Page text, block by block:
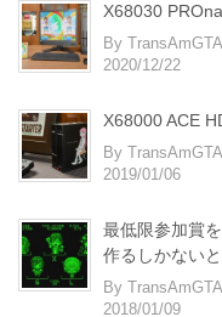
X68030
By
2020/12/22
X68000 ACE
By
2019/01/06
最低限参加賞
作るしかない
By
2018/01/09